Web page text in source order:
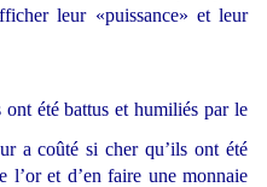
leur «puissance» et leur
été battus et humiliés par le
a coûté si cher qu’ils ont été
l’or et d’en faire une monnaie